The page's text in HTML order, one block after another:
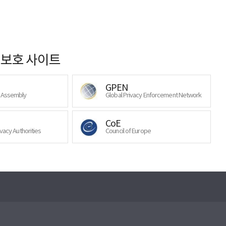
호 사이트
GPEN
Global Privacy Enforcement Network
Authorities
CoE
Council of Europe